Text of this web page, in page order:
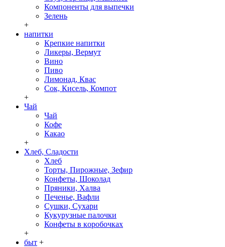
Компоненты для выпечки
Зелень
+
напитки
Крепкие напитки
Ликеры, Вермут
Вино
Пиво
Лимонад, Квас
Сок, Кисель, Компот
+
Чай
Чай
Кофе
Какао
+
Хлеб, Сладости
Хлеб
Торты, Пирожные, Зефир
Конфеты, Шоколад
Пряники, Халва
Печенье, Вафли
Сушки, Сухари
Кукурузные палочки
Конфеты в кoробочках
+
быт +